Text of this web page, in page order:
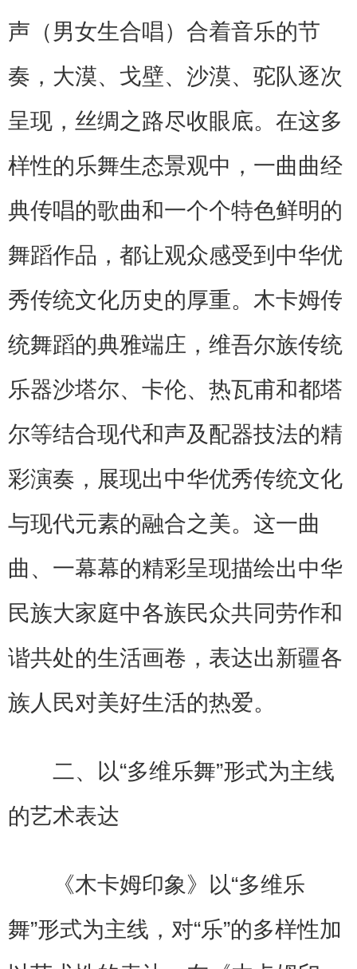
声（男女生合唱）合着音乐的节
奏，大漠、戈壁、沙漠、驼队逐次
呈现，丝绸之路尽收眼底。在这多
样性的乐舞生态景观中，一曲曲经
典传唱的歌曲和一个个特色鲜明的
舞蹈作品，都让观众感受到中华优
秀传统文化历史的厚重。木卡姆传
统舞蹈的典雅端庄，维吾尔族传统
乐器沙塔尔、卡伦、热瓦甫和都塔
尔等结合现代和声及配器技法的精
彩演奏，展现出中华优秀传统文化
与现代元素的融合之美。这一曲
曲、一幕幕的精彩呈现描绘出中华
民族大家庭中各族民众共同劳作和
谐共处的生活画卷，表达出新疆各
族人民对美好生活的热爱。
二、以“多维乐舞”形式为主线
的艺术表达
《木卡姆印象》以“多维乐
舞”形式为主线，对“乐”的多样性加